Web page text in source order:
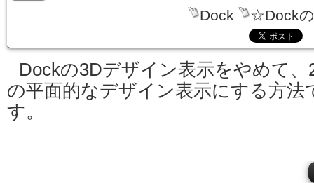
Dock ☆Dock
Dockの3Dデザイン表示をやめて、
の平面的なデザイン表示にする方法
す。